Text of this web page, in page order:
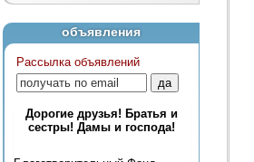
объявления
Рассылка объявлений
Дорогие друзья! Братья и
сестры! Дамы и господа!